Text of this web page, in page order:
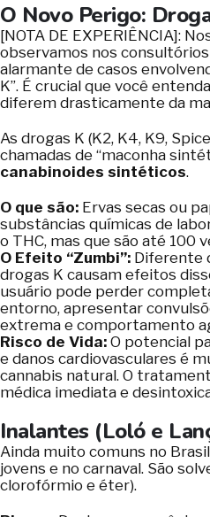
O Novo Perigo:
[NOTA DE EXPERIÊNCIA]:
observamos nos
alarmante de casos
K”. É crucial que você
diferem drasticamente da
As drogas K (K2, K4, K9,
chamadas de “maconha
canabinoides sintéticos.
O que são: Ervas secas ou
substâncias químicas de
o THC, mas que são até 100
O Efeito “Zumbi”: Diferente
drogas K causam efeitos
usuário pode perder
entorno, apresentar
extrema e comportamento
Risco de Vida: O potencial
e danos cardiovasculares é
cannabis natural. O
médica imediata e
Inalantes (Loló e
Ainda muito comuns no
jovens e no carnaval. São
clorofórmio e éter).